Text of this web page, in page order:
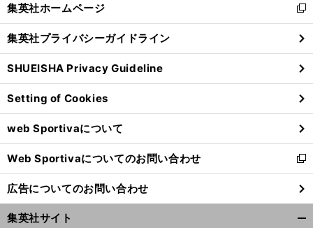
前
閉
る
集英社ホームページ
新
し
い
ウ
ィ
ン
ド
ウ
で
開
く
集英社プライバシーガイドライン
SHUEISHA Privacy Guideline
Setting of Cookies
web Sportivaについて
Web Sportivaについてのお問い合わせ
新
し
い
ウ
ィ
広告についてのお問い合わせ
集英社サイト